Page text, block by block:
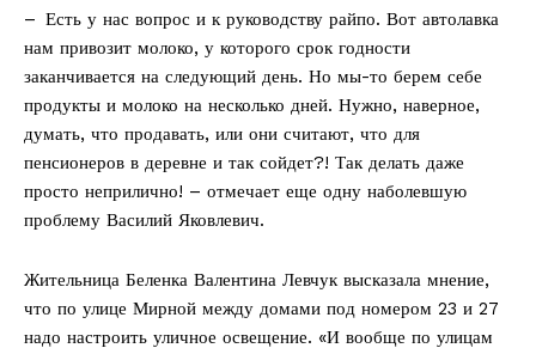
– Есть у нас вопрос и к руководству райпо. Вот автолавка
нам привозит молоко, у которого срок годности
заканчивается на следующий день. Но мы-то берем себе
продукты и молоко на несколько дней. Нужно, наверное,
думать, что продавать, или они считают, что для
пенсионеров в деревне и так сойдет?! Так делать даже
просто неприлично! – отмечает еще одну наболевшую
проблему Василий Яковлевич.
Жительница Беленка Валентина Левчук высказала мнение,
что по улице Мирной между домами под номером 23 и 27
надо настроить уличное освещение. «И вообще по улицам